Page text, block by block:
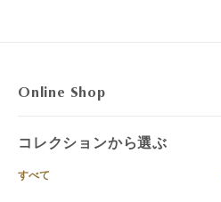
Online Shop
コレクションから選ぶ
すべて